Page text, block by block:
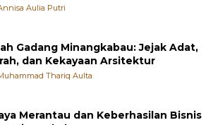
Aulia Putri
Gadang Minangkabau: Jejak Adat,
dan Kekayaan Arsitektur
Thariq Aulta
Merantau dan Keberhasilan Bisnis